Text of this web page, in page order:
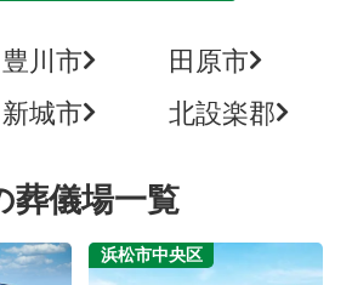
豊川市
田原市
新城市 北設楽郡
葬儀場一覧
浜松市中央区